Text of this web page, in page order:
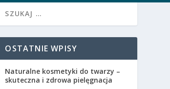
OSTATNIE WPISY
Naturalne kosmetyki do twarzy –
skuteczna i zdrowa pielęgnacja